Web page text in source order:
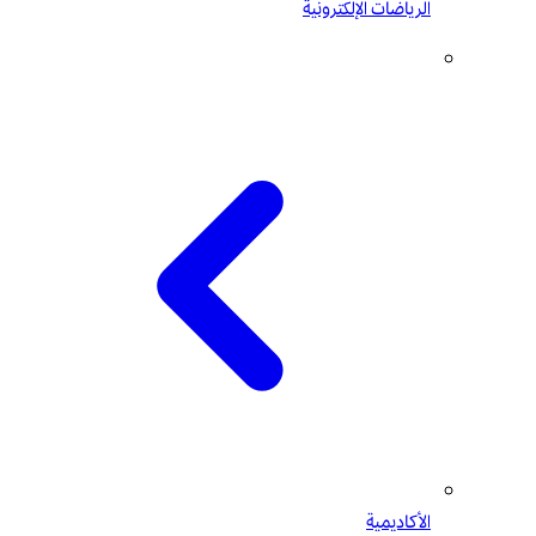
الرياضات الإلكترونية
الأكاديمية